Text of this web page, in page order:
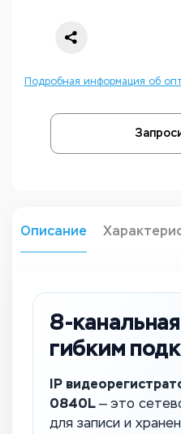
Подробная информация об
Описание
8-
гибким
IP
0840L — это
для записи и